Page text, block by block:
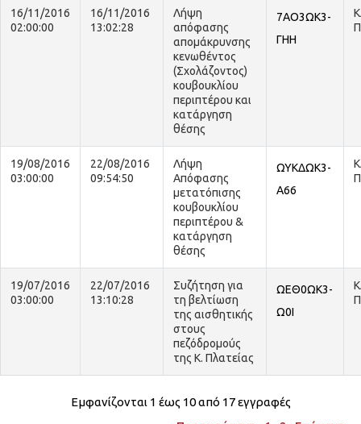
16/11/2016
02:00:00
16/11/2016
13:02:28
Λήψη
απόφασης
απομάκρυνσης
κενωθέντος
(Σχολάζοντος)
κουβουκλίου
περιπτέρου και
κατάργηση
θέσης
7ΑΟ3ΩΚ3-
ΓΗΗ
19/08/2016
03:00:00
22/08/2016
09:54:50
Λήψη
Απόφασης
μετατόπισης
κουβουκλίου
περιπτέρου &
κατάργηση
θέσης
ΩΥΚΔΩΚ3-
Α66
19/07/2016
03:00:00
22/07/2016
13:10:28
Συζήτηση για
τη βελτίωση
της αισθητικής
στους
πεζόδρομούς
της Κ. Πλατείας
ΩΕΘ0ΩΚ3-
Ω0Ι
Εμφανίζονται 1 έως 10 από 17 εγγραφές